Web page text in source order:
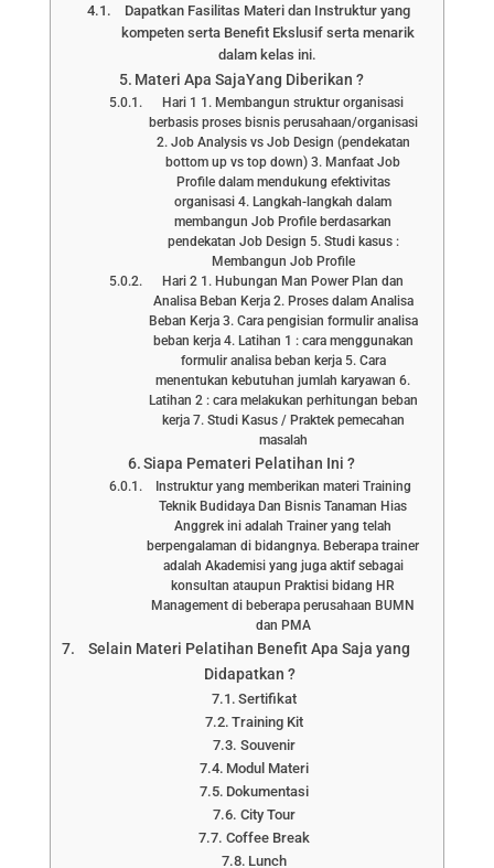
Dapatkan Fasilitas Materi dan Instruktur yang
kompeten serta Benefit Ekslusif serta menarik
dalam kelas ini.
Materi Apa SajaYang Diberikan ?
Hari 1 1. Membangun struktur organisasi
berbasis proses bisnis perusahaan/organisasi
2. Job Analysis vs Job Design (pendekatan
bottom up vs top down) 3. Manfaat Job
Profile dalam mendukung efektivitas
organisasi 4. Langkah-langkah dalam
membangun Job Profile berdasarkan
pendekatan Job Design 5. Studi kasus :
Membangun Job Profile
Hari 2 1. Hubungan Man Power Plan dan
Analisa Beban Kerja 2. Proses dalam Analisa
Beban Kerja 3. Cara pengisian formulir analisa
beban kerja 4. Latihan 1 : cara menggunakan
formulir analisa beban kerja 5. Cara
menentukan kebutuhan jumlah karyawan 6.
Latihan 2 : cara melakukan perhitungan beban
kerja 7. Studi Kasus / Praktek pemecahan
masalah
Siapa Pemateri Pelatihan Ini ?
Instruktur yang memberikan materi Training
Teknik Budidaya Dan Bisnis Tanaman Hias
Anggrek ini adalah Trainer yang telah
berpengalaman di bidangnya. Beberapa trainer
adalah Akademisi yang juga aktif sebagai
konsultan ataupun Praktisi bidang HR
Management di beberapa perusahaan BUMN
dan PMA
Selain Materi Pelatihan Benefit Apa Saja yang
Didapatkan ?
Sertifikat
Training Kit
Souvenir
Modul Materi
Dokumentasi
City Tour
Coffee Break
Lunch